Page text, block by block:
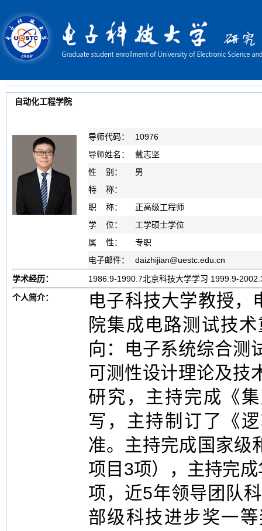
自动化工程学院
导师代码：
10976
导师姓名：
戴志坚
性 别：
男
特 称：
职 称：
正高级工程师
学 位：
工学硕士学位
属 性：
专职
电子邮件：
daizhijian@uestc.edu.cn
学术经历：
1986.9-1990.7北京科技大学学习 1999.9-
个人简介：
电子科技大学教授，
院集成电路测试技
向：电子系统综合测
可测性设计理论及技
研究，主持完成《
写，主持制订了《
准。主持完成国家级
项目3项），主持完
项，近5年领导团队
部级科技进步奖一